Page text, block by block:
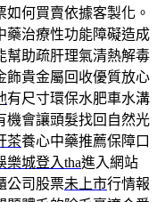
如何買賣依據客製化。
藥治療性功能障礙造成
幫助疏肝理氣清熱解毒
飾貴金屬回收優質放心
有尺寸環保水肥車水溝
機會讓頭髮找回自然光
茶養心中藥推薦保障口
樂城登入tha進入網站
公司股票未上市行情報